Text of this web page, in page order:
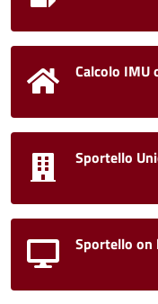
Calcolo IMU
Sportello
Sportello on